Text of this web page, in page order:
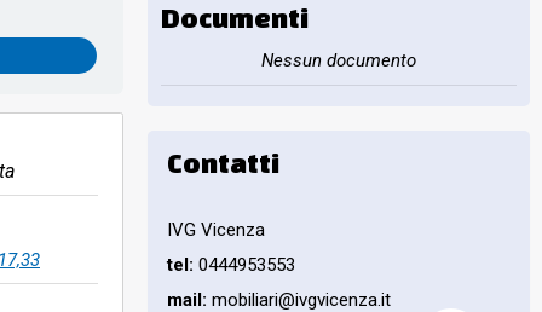
Documenti
Nessun documento
Contatti
IVG Vicenza
tel: 0444953553
mail: mobiliari@ivgvicenza.it